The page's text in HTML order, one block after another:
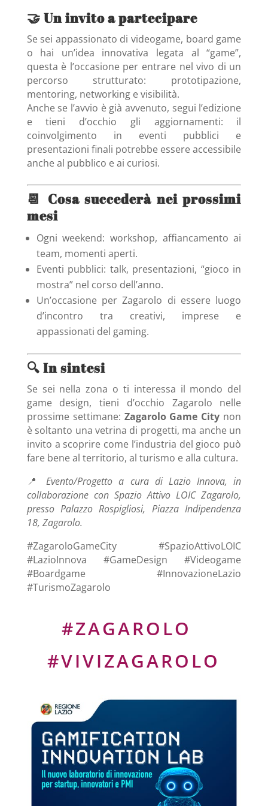
🤝 Un invito a partecipare
Se sei appassionato di videogame, board game
o hai un’idea innovativa legata al “game”,
questa è l’occasione per entrare nel vivo di un
percorso strutturato: prototipazione,
mentoring, networking e visibilità.
Anche se l’avvio è già avvenuto, segui l’edizione
e tieni d’occhio gli aggiornamenti: il
coinvolgimento in eventi pubblici e
presentazioni finali potrebbe essere accessibile
anche al pubblico e ai curiosi.
📆 Cosa succederà nei prossimi
mesi
Ogni weekend: workshop, affiancamento ai
team, momenti aperti.
Eventi pubblici: talk, presentazioni, “gioco in
mostra” nel corso dell’anno.
Un’occasione per Zagarolo di essere luogo
d’incontro tra creativi, imprese e
appassionati del gaming.
🔍 In sintesi
Se sei nella zona o ti interessa il mondo del
game design, tieni d’occhio Zagarolo nelle
prossime settimane: Zagarolo Game City non
è soltanto una vetrina di progetti, ma anche un
invito a scoprire come l’industria del gioco può
fare bene al territorio, al turismo e alla cultura.
📍Evento/Progetto a cura di Lazio Innova, in
collaborazione con Spazio Attivo LOIC Zagarolo,
presso Palazzo Rospigliosi, Piazza Indipendenza
18, Zagarolo.
#ZagaroloGameCity #SpazioAttivoLOIC
#LazioInnova #GameDesign #Videogame
#Boardgame #InnovazioneLazio
#TurismoZagarolo
#ZAGAROLO
#VIVIZAGAROLO